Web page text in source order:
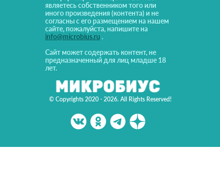
© Copyrights 2020 - 2026. All Rights Reserved!
являетесь собственником того или
иного произведения (контента) и не
согласны с его размещением на нашем
сайте, пожалуйста, напишите на
info@microbius.ru .
Сайт может содержать контент, не
предназначенный для лиц младше 18
лет.